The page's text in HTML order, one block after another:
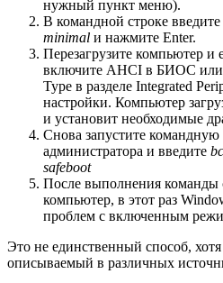
нужный пункт меню).
В командной строке введите
minimal и нажмите Enter.
Перезагрузите компьютер и
включите AHCI в БИОС
Type в разделе Integrated
настройки. Компьютер
и установит необходимые
Снова запустите командную
администратора и введите
safeboot
После выполнения команды
компьютер, в этот раз
проблем с включенным
Это не единственный способ,
описываемый в различных